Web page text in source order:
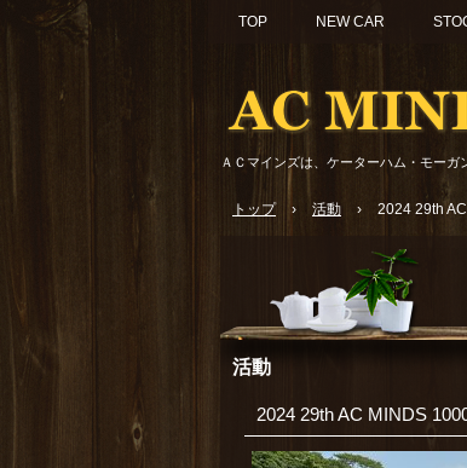
ＡＣマインズは、ケーターハム・モーガ
TOP NEW CAR
トップ › 活動 › 2024 29th
活動
2024 29th AC MINDS